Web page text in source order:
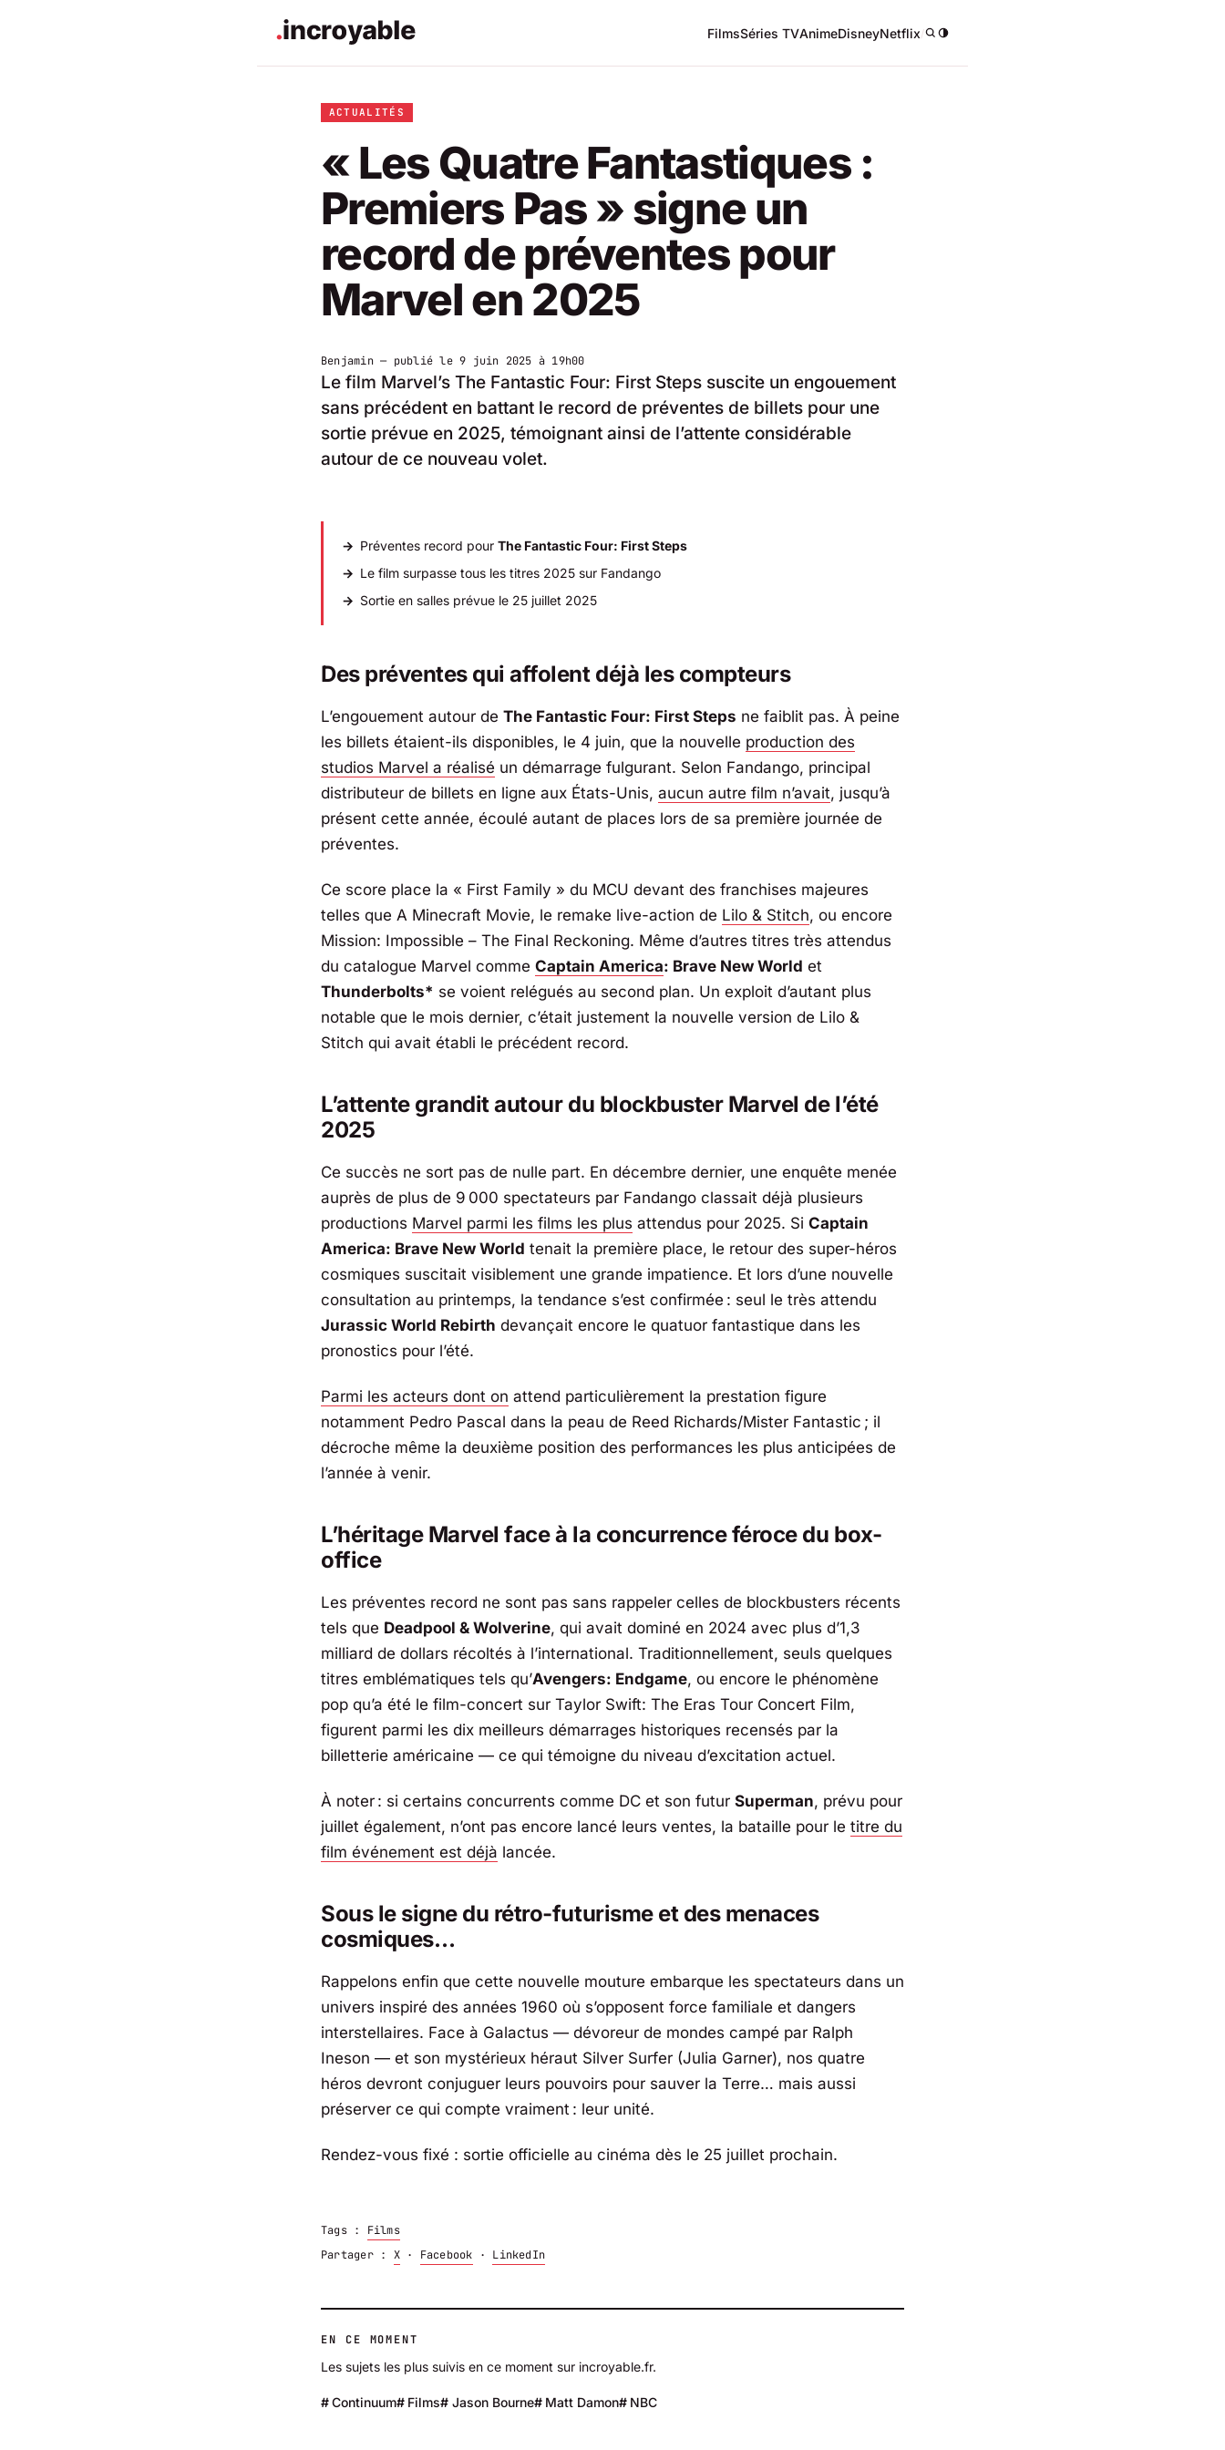
FilmsSéries TVAnimeDisneyNetflix/
ACTUALITÉS
« Les Quatre Fantastiques :
Premiers Pas » signe un
record de préventes pour
Marvel en 2025
Benjamin— publié le9 juin 2025 à 19h00
Le film Marvel’s The Fantastic Four: First Steps suscite un engouement
sans précédent en battant le record de préventes de billets pour une
sortie prévue en 2025, témoignant ainsi de l’attente considérable
autour de ce nouveau volet.
Préventes record pour The Fantastic Four: First Steps
Le film surpasse tous les titres 2025 sur Fandango
Sortie en salles prévue le 25 juillet 2025
Des préventes qui affolent déjà les compteurs
L’engouement autour de The Fantastic Four: First Steps ne faiblit pas. À peine
les billets étaient-ils disponibles, le 4 juin, que la nouvelle production des
studios Marvel a réalisé un démarrage fulgurant. Selon Fandango, principal
distributeur de billets en ligne aux États-Unis, aucun autre film n’avait, jusqu’à
présent cette année, écoulé autant de places lors de sa première journée de
préventes.
Ce score place la « First Family » du MCU devant des franchises majeures
telles que A Minecraft Movie, le remake live-action de Lilo & Stitch, ou encore
Mission: Impossible – The Final Reckoning. Même d’autres titres très attendus
du catalogue Marvel comme Captain America: Brave New World et
Thunderbolts* se voient relégués au second plan. Un exploit d’autant plus
notable que le mois dernier, c’était justement la nouvelle version de Lilo &
Stitch qui avait établi le précédent record.
L’attente grandit autour du blockbuster Marvel de l’été
2025
Ce succès ne sort pas de nulle part. En décembre dernier, une enquête menée
auprès de plus de 9 000 spectateurs par Fandango classait déjà plusieurs
productions Marvel parmi les films les plus attendus pour 2025. Si Captain
America: Brave New World tenait la première place, le retour des super-héros
cosmiques suscitait visiblement une grande impatience. Et lors d’une nouvelle
consultation au printemps, la tendance s’est confirmée : seul le très attendu
Jurassic World Rebirth devançait encore le quatuor fantastique dans les
pronostics pour l’été.
Parmi les acteurs dont on attend particulièrement la prestation figure
notamment Pedro Pascal dans la peau de Reed Richards/Mister Fantastic ; il
décroche même la deuxième position des performances les plus anticipées de
l’année à venir.
L’héritage Marvel face à la concurrence féroce du box-
office
Les préventes record ne sont pas sans rappeler celles de blockbusters récents
tels que Deadpool & Wolverine, qui avait dominé en 2024 avec plus d’1,3
milliard de dollars récoltés à l’international. Traditionnellement, seuls quelques
titres emblématiques tels qu’Avengers: Endgame, ou encore le phénomène
pop qu’a été le film-concert sur Taylor Swift: The Eras Tour Concert Film,
figurent parmi les dix meilleurs démarrages historiques recensés par la
billetterie américaine — ce qui témoigne du niveau d’excitation actuel.
À noter : si certains concurrents comme DC et son futur Superman, prévu pour
juillet également, n’ont pas encore lancé leurs ventes, la bataille pour le titre du
film événement est déjà lancée.
Sous le signe du rétro-futurisme et des menaces
cosmiques…
Rappelons enfin que cette nouvelle mouture embarque les spectateurs dans un
univers inspiré des années 1960 où s’opposent force familiale et dangers
interstellaires. Face à Galactus — dévoreur de mondes campé par Ralph
Ineson — et son mystérieux héraut Silver Surfer (Julia Garner), nos quatre
héros devront conjuguer leurs pouvoirs pour sauver la Terre… mais aussi
préserver ce qui compte vraiment : leur unité.
Rendez-vous fixé : sortie officielle au cinéma dès le 25 juillet prochain.
Tags : Films
Partager : X· Facebook · LinkedIn
EN CE MOMENT
Les sujets les plus suivis en ce moment sur incroyable.fr.
Continuum Films Jason Bourne Matt Damon NBC